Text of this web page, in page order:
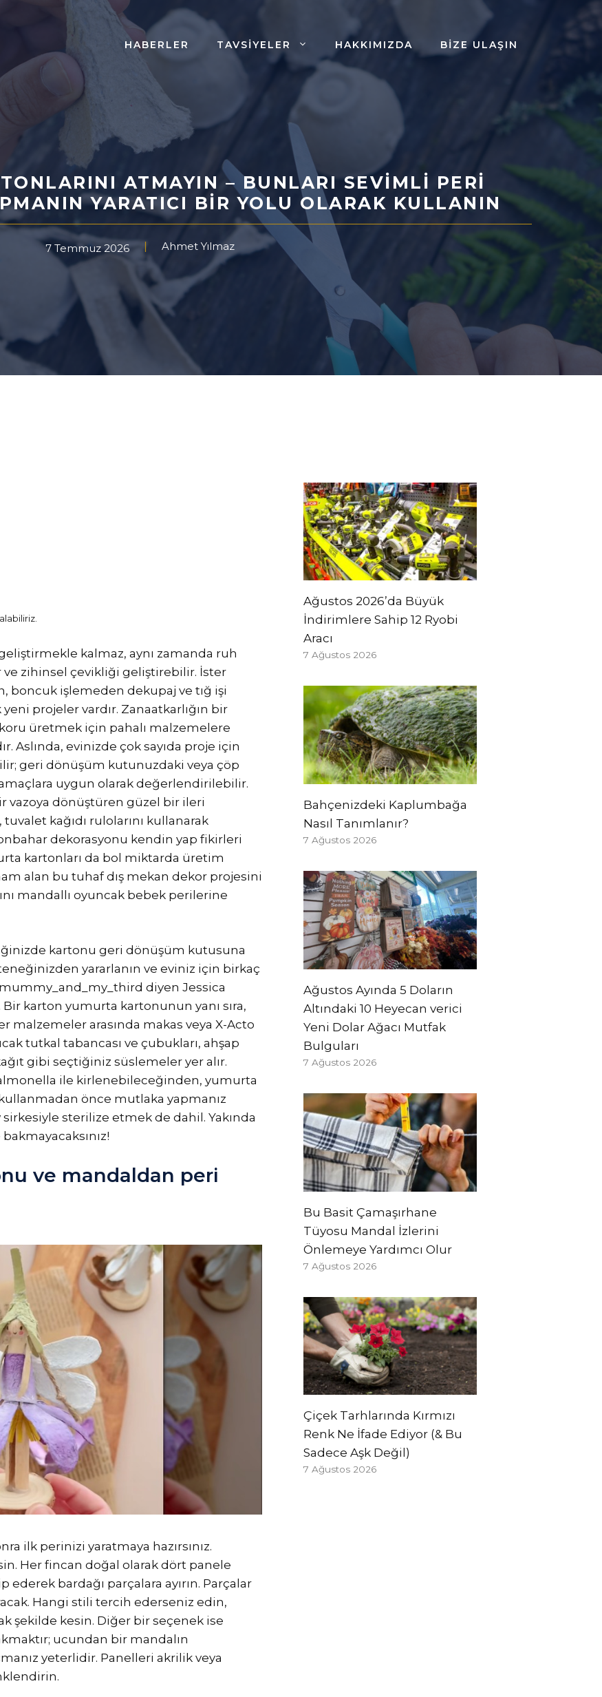
HABERLER TAVSIYELER HAKKIMIZDA BIZE ULAŞIN
ATMAYIN – BUNLARI SEVIMLI PERI
YARATICI BIR YOLU OLARAK KULLANIN
7 Temmuz 2026 Ahmet Yılmaz
geliştirmekle kalmaz, aynı zamanda ruh
zihinsel çevikliği geliştirebilir. İster
boncuk işlemeden dekupaj ve tığ işi
projeler vardır. Zanaatkarlığın bir
üretmek için pahalı malzemelere
Aslında, evinizde çok sayıda proje için
geri dönüşüm kutunuzdaki veya çöp
uygun olarak değerlendirilebilir.
vazoya dönüştüren güzel bir ileri
kağıdı rulolarını kullanarak
dekorasyonu kendin yap fikirleri
kartonları da bol miktarda üretim
alan bu tuhaf dış mekan dekor projesini
mandallı oyuncak bebek perilerine
kartonu geri dönüşüm kutusuna
yararlanın ve eviniz için birkaç
diyen Jessica
karton yumurta kartonunun yanı sıra,
malzemeler arasında makas veya X-Acto
tutkal tabancası ve çubukları, ahşap
gibi seçtiğiniz süslemeler yer alır.
ile kirlenebileceğinden, yumurta
önce mutlaka yapmanız
sterilize etmek de dahil. Yakında
ve mandaldan peri
ilk perinizi yaratmaya hazırsınız.
Her fincan doğal olarak dört panele
bardağı parçalara ayırın. Parçalar
Hangi stili tercih ederseniz edin,
şekilde kesin. Diğer bir seçenek ise
ucundan bir mandalın
yeterlidir. Panelleri akrilik veya
Ağustos 2026’da Büyük
İndirimlere Sahip 12 Ryobi
Aracı
7 Ağustos 2026
Bahçenizdeki Kaplumbağa
Nasıl Tanımlanır?
7 Ağustos 2026
Ağustos Ayında 5 Doların
Altındaki 10 Heyecan verici
Yeni Dolar Ağacı Mutfak
Bulguları
7 Ağustos 2026
Bu Basit Çamaşırhane
Tüyosu Mandal İzlerini
Önlemeye Yardımcı Olur
7 Ağustos 2026
Çiçek Tarhlarında Kırmızı
Renk Ne İfade Ediyor (& Bu
Sadece Aşk Değil)
7 Ağustos 2026